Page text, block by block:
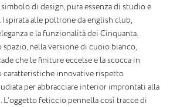
di design, pura essenza di studio e
alle poltrone da english club,
e la funzionalità dei Cinquanta.
spazio, nella versione di cuoio bianco,
che le finiture eccelse e la scocca in
caratteristiche innovative rispetto
per abbracciare interior improntati alla
L’oggetto feticcio pennella così tracce di